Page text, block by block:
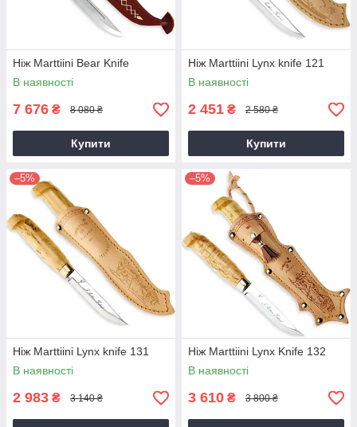
Ніж Marttiini Bear Knife
В наявності
7 676 ₴ 8 080 ₴
Купити
Ніж Marttiini Lynx knife 121
В наявності
2 451 ₴ 2 580 ₴
Купити
–5%
Ніж Marttiini Lynx knife 131
В наявності
2 983 ₴ 3 140 ₴
–5%
Ніж Marttiini Lynx Knife 132
В наявності
3 610 ₴ 3 800 ₴